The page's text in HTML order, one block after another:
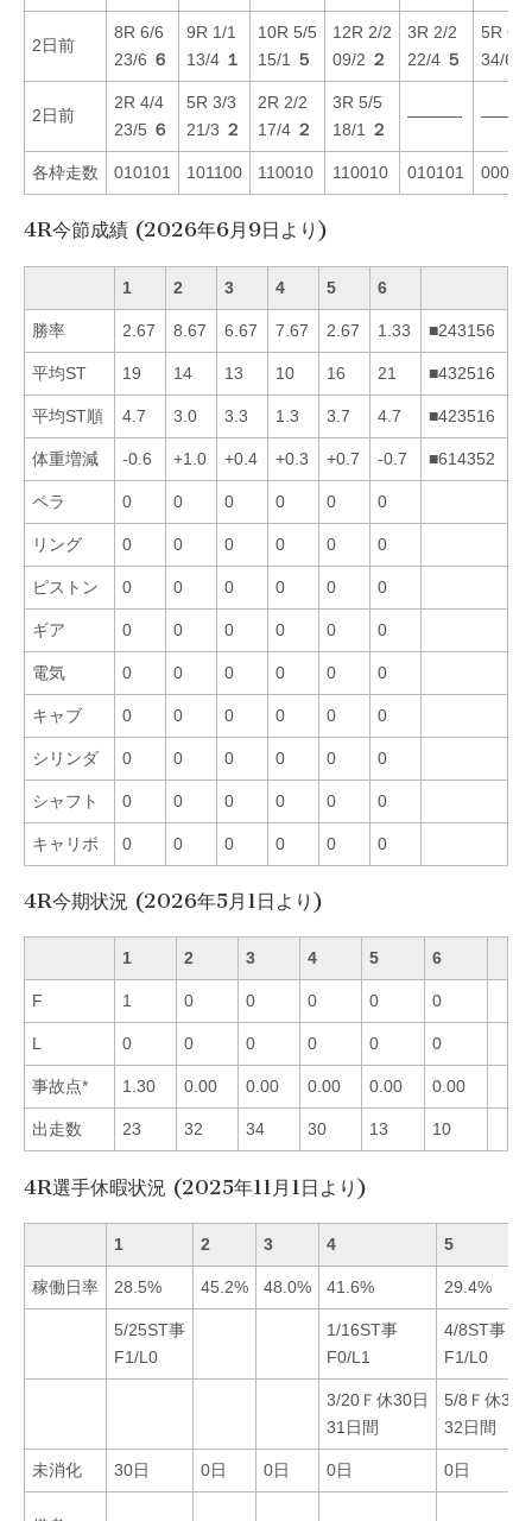
2日前
8R 6/6
23/6 ６
9R 1/1
13/4 １
10R 5/5
15/1
５
12R 2/2
09/2 ２
3R 2/2
22/4 ５
5R 6/6
34/6
2日前
2R 4/4
23/5 ６
5R 3/3
21/3 ２
2R 2/2
17/4 ２
3R 5/5
18/1
２
———-
各枠走数 010101 101100 110010 110010 010101
4R今節成績 (2026年6月9日より)
1 2 3 4 5 6
勝率 2.67 8.67 6.67 7.67 2.67 1.33 ■243156
平均ST 19 14 13 10 16 21 ■432516
平均ST順 4.7 3.0 3.3 1.3 3.7 4.7 ■423516
体重増減 -0.6 +1.0 +0.4 +0.3 +0.7 -0.7 ■614352
ペラ 0 0 0 0 0 0
リング 0 0 0 0 0 0
ピストン 0 0 0 0 0 0
ギア 0 0 0 0 0 0
電気 0 0 0 0 0 0
キャブ 0 0 0 0 0 0
シリンダ 0 0 0 0 0 0
シャフト 0 0 0 0 0 0
キャリボ 0 0 0 0 0 0
4R今期状況 (2026年5月1日より)
1 2 3 4 5 6
F 1 0 0 0 0 0
L 0 0 0 0 0 0
事故点* 1.30 0.00 0.00 0.00 0.00 0.00
出走数 23 32 34 30 13 10
4R選手休暇状況 (2025年11月1日より)
1 2 3 4 5
稼働日率 28.5% 45.2% 48.0% 41.6% 29.4%
5/25ST事
F1/L0
1/16ST事
F0/L1
4/8ST事
F1/L0
3/20Ｆ休30日
31日間
5/8Ｆ休30
32日間
未消化 30日 0日 0日 0日 0日